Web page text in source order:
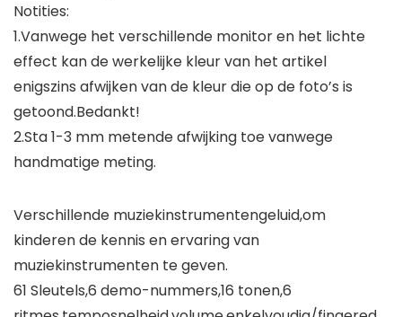
Notities:
1.Vanwege het verschillende monitor en het lichte
effect kan de werkelijke kleur van het artikel
enigszins afwijken van de kleur die op de foto’s is
getoond.Bedankt!
2.Sta 1-3 mm metende afwijking toe vanwege
handmatige meting.
Verschillende muziekinstrumentengeluid,om
kinderen de kennis en ervaring van
muziekinstrumenten te geven.
61 Sleutels,6 demo-nummers,16 tonen,6